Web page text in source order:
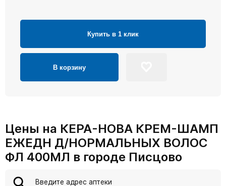
Купить в 1 клик
В корзину
Цены на КЕРА-НОВА КРЕМ-ШАМП
ЕЖЕДН Д/НОРМАЛЬНЫХ ВОЛОС
ФЛ 400МЛ в городе Писцово